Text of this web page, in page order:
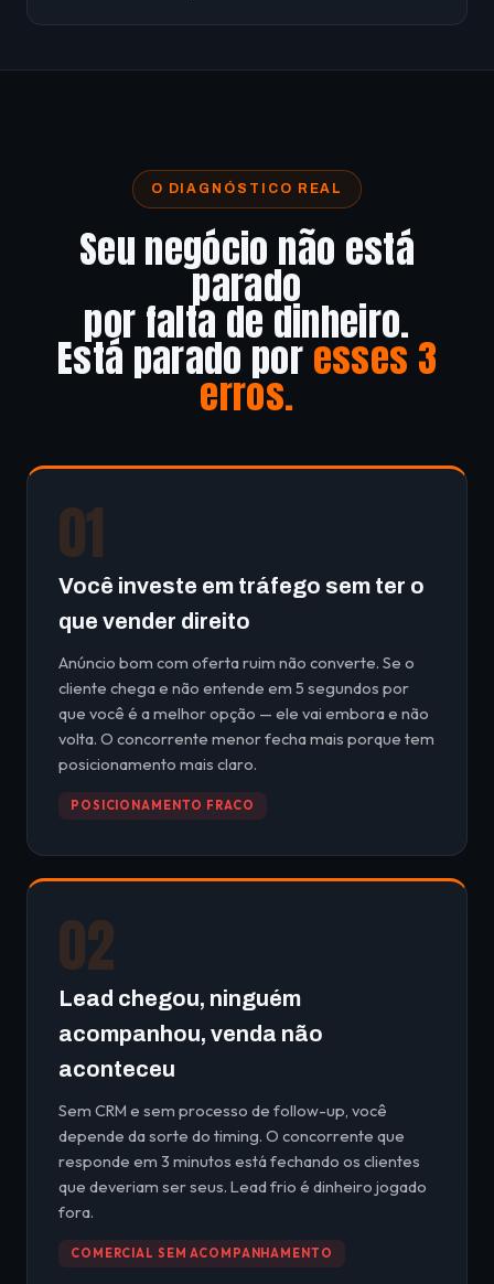
O DIAGNÓSTICO REAL
Seu negócio não está
parado
por falta de dinheiro.
Está parado poresses 3
erros.
01
Você investe em tráfego sem ter o
que vender direito
Anúncio bom com oferta ruim não converte. Se o
cliente chega e não entende em 5 segundos por
que você é a melhor opção — ele vai embora e não
volta. O concorrente menor fecha mais porque tem
posicionamento mais claro.
POSICIONAMENTO FRACO
02
Lead chegou, ninguém
acompanhou, venda não
aconteceu
Sem CRM e sem processo de follow-up, você
depende da sorte do timing. O concorrente que
responde em 3 minutos está fechando os clientes
que deveriam ser seus. Lead frio é dinheiro jogado
fora.
COMERCIAL SEM ACOMPANHAMENTO